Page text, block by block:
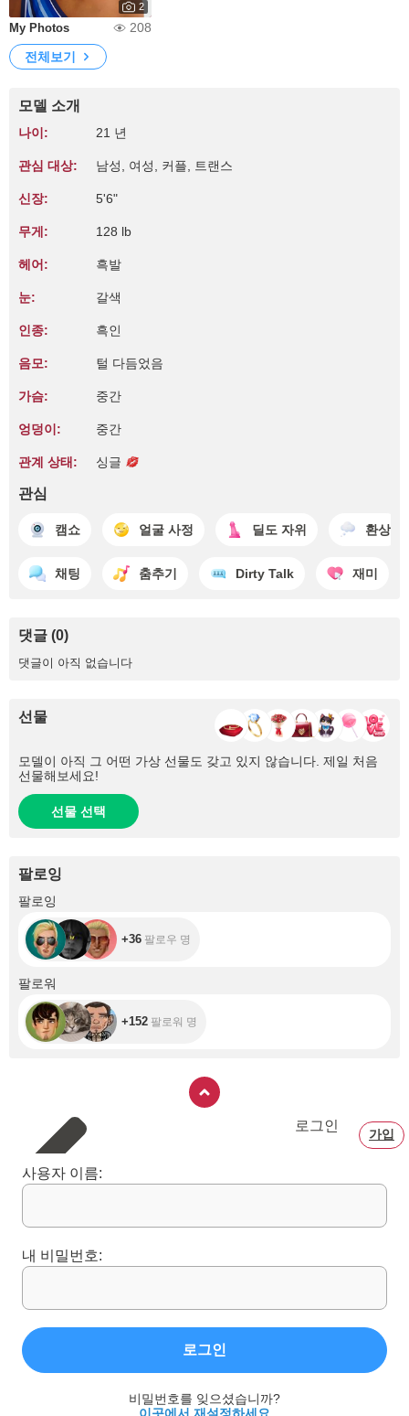
2
My Photos
208
전체보기
모델 소개
나이: 21 년
관심 대상: 남성, 여성, 커플, 트랜스
신장: 5'6"
무게: 128 lb
헤어: 흑발
눈: 갈색
인종: 흑인
음모: 털 다듬었음
가슴: 중간
엉덩이: 중간
관계 상태: 싱글
관심
캠쇼 얼굴 사정 딜도 자위 환상
채팅 춤추기 Dirty Talk 재미
댓글 (0)
댓글이 아직 없습니다
선물
모델이 아직 그 어떤 가상 선물도 갖고 있지 않습니다. 제일 처음
선물해보세요!
선물 선택
팔로잉
팔로잉
+36 팔로우 명
팔로워
+152 팔로워 명
로그인
가입
사용자 이름:
내 비밀번호:
로그인
비밀번호를 잊으셨습니까?